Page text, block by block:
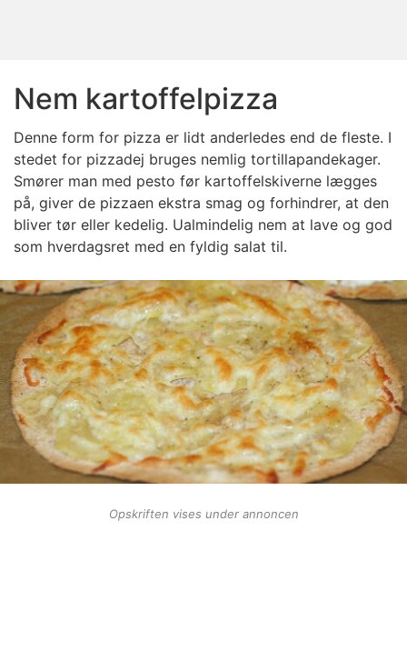
Nem kartoffelpizza
Denne form for pizza er lidt anderledes end de fleste. I
stedet for pizzadej bruges nemlig tortillapandekager.
Smører man med pesto før kartoffelskiverne lægges
på, giver de pizzaen ekstra smag og forhindrer, at den
bliver tør eller kedelig. Ualmindelig nem at lave og god
som hverdagsret med en fyldig salat til.
Opskriften vises under annoncen